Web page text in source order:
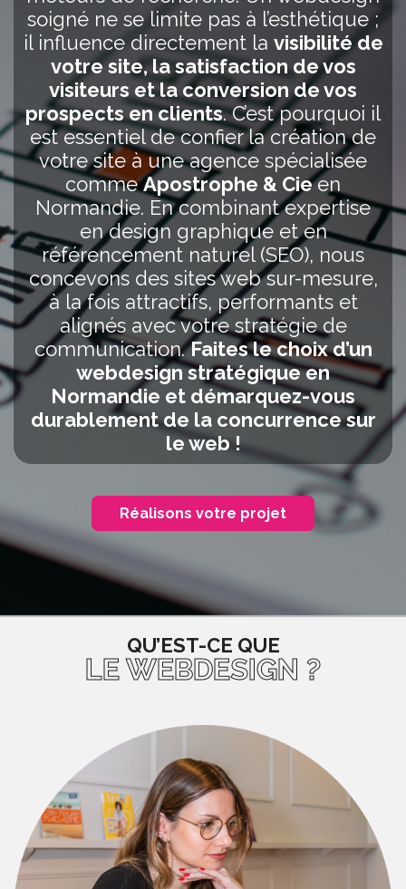
soigné ne se limite pas à l’esthétique ;
il influence directement la visibilité de
votre site, la satisfaction de vos
visiteurs et la conversion de vos
prospects en clients. C’est pourquoi il
est essentiel de confier la création de
votre site à une agence spécialisée
commeApostrophe & Cieen
Normandie. En combinant expertise
en design graphique et en
référencement naturel (SEO), nous
concevons des sites web sur-mesure,
à la fois attractifs, performants et
alignés avec votre stratégie de
communication.Faites le choix d’un
webdesign stratégique en
Normandie et démarquez-vous
durablement de la concurrence sur
le web !
Réalisons votre projet
QU’EST-CE QUE
LE WEBDESIGN ?